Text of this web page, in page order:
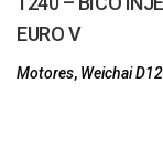
EURO V
Motores, Weichai